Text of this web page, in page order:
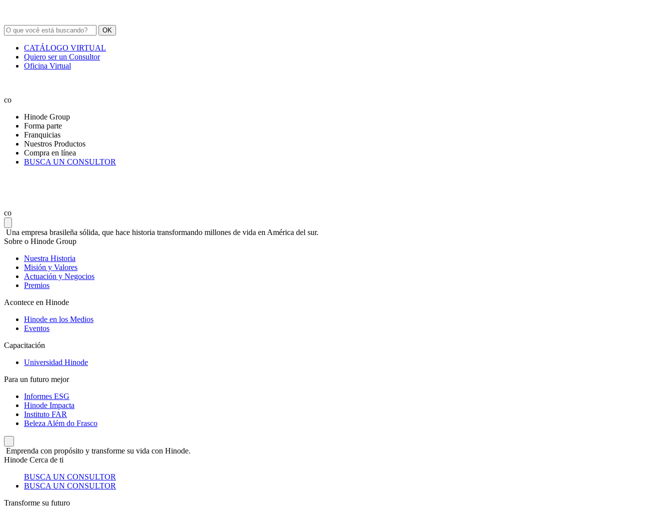
OK
CATÁLOGO VIRTUAL
Quiero ser un Consultor
Oficina Virtual
co
Hinode Group
Forma parte
Franquicias
Nuestros Productos
Compra en línea
BUSCA UN CONSULTOR
co
Una empresa brasileña sólida, que hace historia transformando millones de vida en América del sur.
Sobre o Hinode Group
Nuestra Historia
Misión y Valores
Actuación y Negocios
Premios
Acontece en Hinode
Hinode en los Medios
Eventos
Capacitación
Universidad Hinode
Para un futuro mejor
Informes ESG
Hinode Impacta
Instituto FAR
Beleza Além do Frasco
Emprenda con propósito y transforme su vida con Hinode.
Hinode Cerca de ti
BUSCA UN CONSULTOR
BUSCA UN CONSULTOR
Transforme su futuro